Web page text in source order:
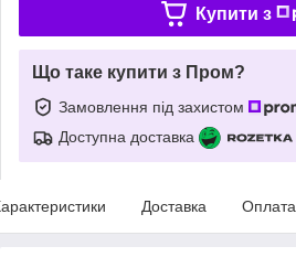
Купити з
Що таке купити з Пром?
Замовлення під захистом
Доступна доставка
Доставка Оплата